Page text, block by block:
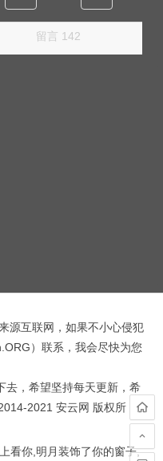
留言 142
源互联网，如果不小心侵犯
）联系，我会尽快为您
去，希望坚持每天更新，希
2021 安云网 版权所
看你,明月装饰了你的窗子,